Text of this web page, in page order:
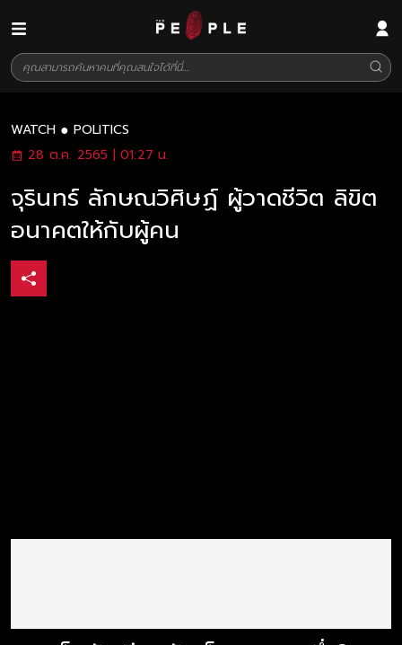
WATCH
POLITICS
28 ต.ค. 2565 | 01:27 น.
จุรินทร์ ลักษณวิศิษฏ์ ผู้วาดชีวิต ลิขิต
อนาคตให้กับผู้คน